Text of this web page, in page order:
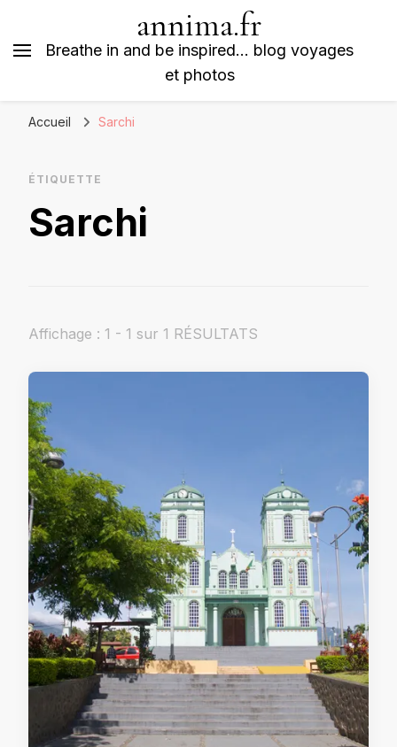
annima.fr
Breathe in and be inspired… blog voyages
et photos
Accueil Sarchi
ÉTIQUETTE
Sarchi
Affichage : 1 - 1 sur 1 RÉSULTATS